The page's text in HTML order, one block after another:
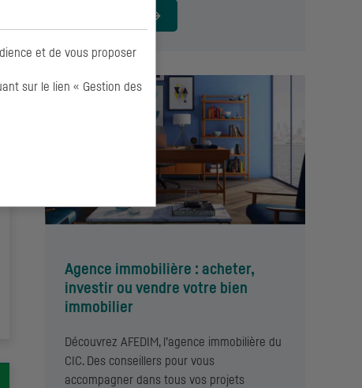
Agence immobilière : acheter,
investir ou vendre votre bien
immobilier
Découvrez AFEDIM, l’agence immobilière du
CIC. Des conseillers pour vous
accompagner dans tous vos projets
et de vous proposer
sur le lien « Gestion des